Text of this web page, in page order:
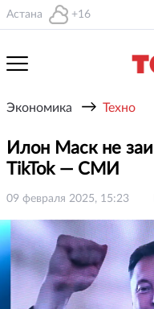
Астана +16
Экономика → Техно
Илон Маск не
TikTok — СМИ
09 февраля 2025, 15:23